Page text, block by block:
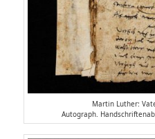
Martin Luther:
Autograph.